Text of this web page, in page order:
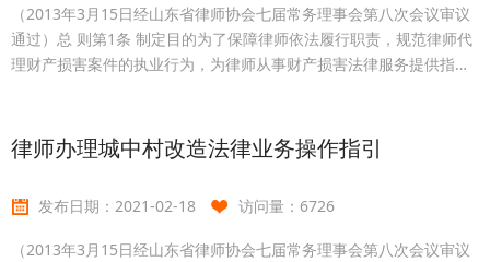
（2013年3月15日经山东省律师协会七届常务理事会第八次会议审议
通过）总 则第1条 制定目的为了保障律师依法履行职责，规范律师代
理财产损害案件的执业行为，为律师从事财产损害法律服务提供指导
中，应当以构建和谐社会为指导思想，充分发挥律师的积极作用。第3
条 行为规范律师办理财产损害法律业务首先要遵守《
律师办理城中村改造法律业务操作指引
发布日期： 2021-02-18 访问量： 6726
（2013年3月15日经山东省律师协会七届常务理事会第八次会议审议